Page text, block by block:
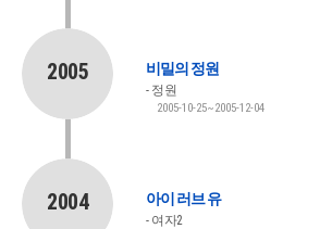
2005 비밀의 정원
정원
2005-10-25~2005-12-04
2004 아이 러브 유
여자2